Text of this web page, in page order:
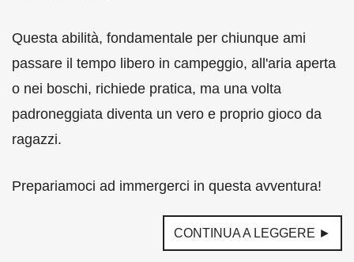
Questa abilità, fondamentale per chiunque ami
passare il tempo libero in campeggio, all'aria aperta
o nei boschi, richiede pratica, ma una volta
padroneggiata diventa un vero e proprio gioco da
ragazzi.
Prepariamoci ad immergerci in questa avventura!
CONTINUA A LEGGERE ►